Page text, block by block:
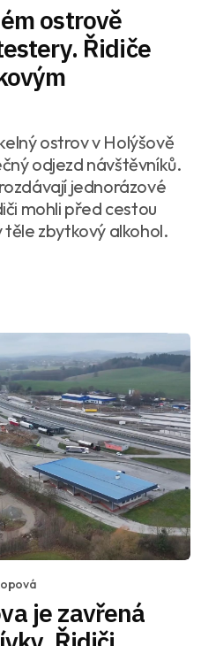
ostrově
Řidiče
ostrov v Holýšově
odjezd návštěvníků.
jednorázové
mohli před cestou
zbytkový alkohol.
je zavřená